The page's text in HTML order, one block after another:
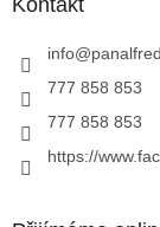
info@
777 858 853
777 858 853
https://